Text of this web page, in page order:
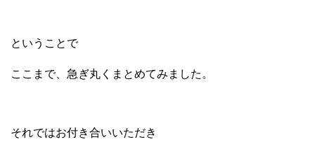
ということで
ここまで、急ぎ丸くまとめてみました。
それではお付き合いいただき